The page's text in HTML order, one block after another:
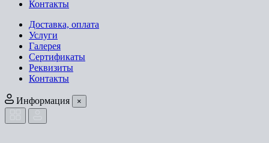
Контакты
Доставка, оплата
Услуги
Галерея
Сертификаты
Реквизиты
Контакты
Информация ×